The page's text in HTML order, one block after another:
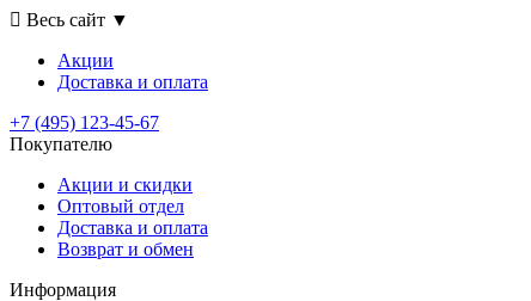
Весь сайт ▼
Акции
Доставка и оплата
+7 (495) 123-45-67
Покупателю
Акции и скидки
Оптовый отдел
Доставка и оплата
Возврат и обмен
Информация